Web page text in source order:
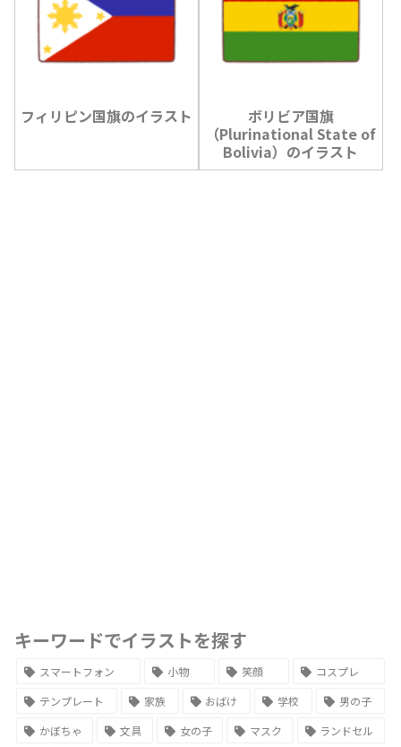
フィリピン国旗のイラスト
ボリビア国旗
（Plurinational State of
Bolivia）のイラスト
キーワードでイラストを探す
スマートフォン 小物 笑顔
コスプレ
テンプレート
家族 おばけ 学校
男の子
かぼちゃ
文具 女の子 マスク ランドセル